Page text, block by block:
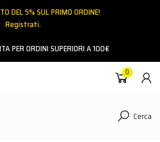
DEL 5% SUL PRIMO ORDINE!
Registrati.
PER ORDINI SUPERIORI A 100€
0
Cerca